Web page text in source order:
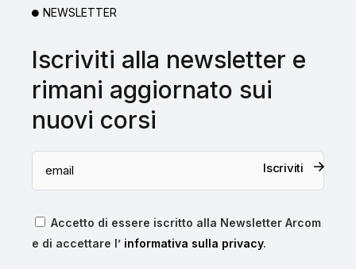
NEWSLETTER
Iscriviti alla newsletter e
rimani aggiornato sui
nuovi corsi
Iscriviti
Accetto di essere iscritto alla Newsletter Arcom
e di accettare l’ informativa sulla privacy.